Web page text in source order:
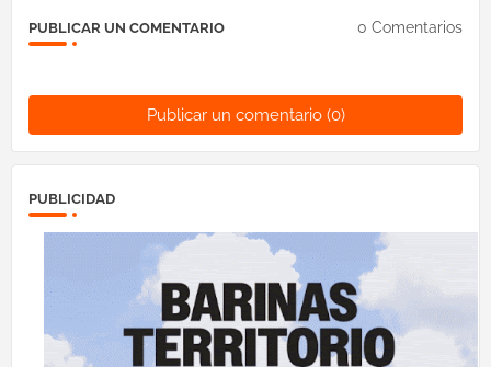
PUBLICAR UN COMENTARIO 0 Comentarios
Publicar un comentario (0)
PUBLICIDAD